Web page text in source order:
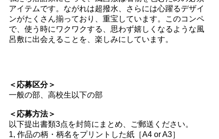
アイテムです。ながれは超撥水、さらには心躍るデザイ
ンがたくさん揃っており、重宝しています。このコンペ
で、使う時にワクワクする、思わず嬉しくなるような風
呂敷に出会えることを、楽しみにしています。
＜応募区分＞
一般の部、高校生以下の部
＜応募方法＞
以下提出書類3点を封筒にまとめ、ご郵送ください。
1, 作品の柄・柄名をプリントした紙［A4 or A3］